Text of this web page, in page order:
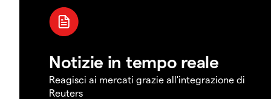
Notizie in tempo reale
Reagisci ai mercati grazie all'integrazione di
Reuters